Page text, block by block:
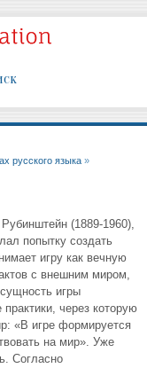
русского языка »
(1889-1960),
попытку создать
игру как вечную
с внешним миром,
игры
через которую
«В игре формируется
на мир». Уже
Согласно